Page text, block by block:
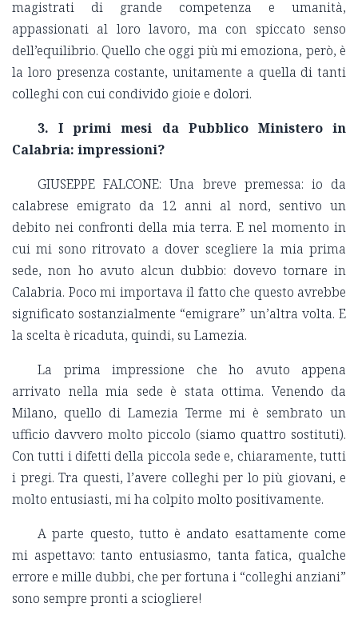
magistrati di grande competenza e umanità,
appassionati al loro lavoro, ma con spiccato senso
dell’equilibrio. Quello che oggi più mi emoziona, però, è
la loro presenza costante, unitamente a quella di tanti
colleghi con cui condivido gioie e dolori.
3. I primi mesi da Pubblico Ministero in
Calabria: impressioni?
GIUSEPPE FALCONE: Una breve premessa: io da
calabrese emigrato da 12 anni al nord, sentivo un
debito nei confronti della mia terra. E nel momento in
cui mi sono ritrovato a dover scegliere la mia prima
sede, non ho avuto alcun dubbio: dovevo tornare in
Calabria. Poco mi importava il fatto che questo avrebbe
significato sostanzialmente “emigrare” un’altra volta. E
la scelta è ricaduta, quindi, su Lamezia.
La prima impressione che ho avuto appena
arrivato nella mia sede è stata ottima. Venendo da
Milano, quello di Lamezia Terme mi è sembrato un
ufficio davvero molto piccolo (siamo quattro sostituti).
Con tutti i difetti della piccola sede e, chiaramente, tutti
i pregi. Tra questi, l’avere colleghi per lo più giovani, e
molto entusiasti, mi ha colpito molto positivamente.
A parte questo, tutto è andato esattamente come
mi aspettavo: tanto entusiasmo, tanta fatica, qualche
errore e mille dubbi, che per fortuna i “colleghi anziani”
sono sempre pronti a sciogliere!